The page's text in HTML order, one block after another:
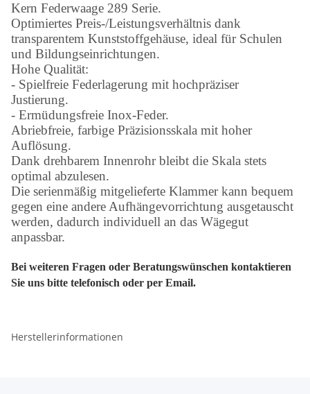
Kern Federwaage 289 Serie.
Optimiertes Preis-/Leistungsverhältnis dank
transparentem Kunststoffgehäuse, ideal für Schulen
und Bildungseinrichtungen.
Hohe Qualität:
- Spielfreie Federlagerung mit hochpräziser
Justierung.
- Ermüdungsfreie Inox-Feder.
Abriebfreie, farbige Präzisionsskala mit hoher
Auflösung.
Dank drehbarem Innenrohr bleibt die Skala stets
optimal abzulesen.
Die serienmäßig mitgelieferte Klammer kann bequem
gegen eine andere Aufhängevorrichtung ausgetauscht
werden, dadurch individuell an das Wägegut
anpassbar.
Bei weiteren Fragen oder Beratungswünschen kontaktieren
Sie uns bitte telefonisch oder per Email.
Herstellerinformationen